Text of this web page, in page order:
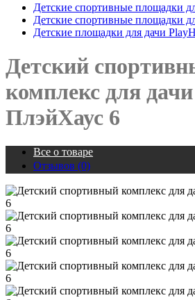
Детские спортивные площадки
Детские спортивные площадки
Детские площадки для дачи
Детский
комплекс для
ПлэйХаус 6
Все о товаре
Отзывов (0)